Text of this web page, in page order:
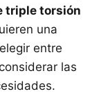
triple torsión
una
entre
las